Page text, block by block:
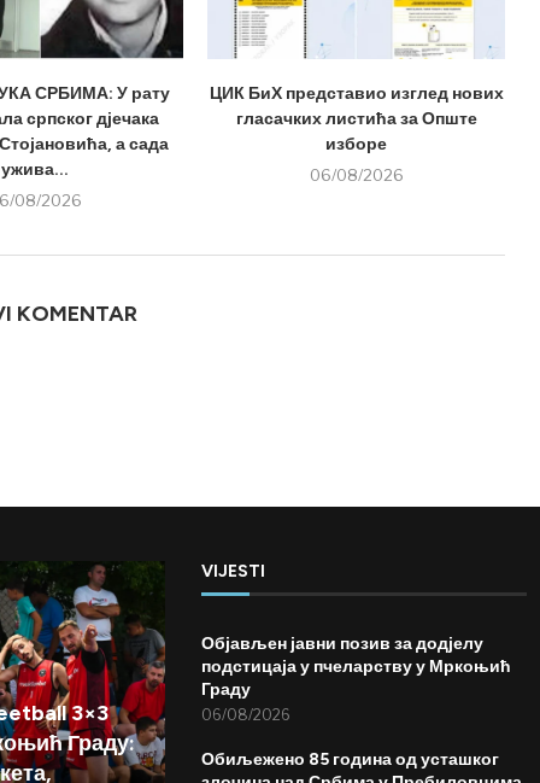
СРБИМА: У рату
српског дјечака
а сада
ужива...
08/2026
ЦИК БиХ представио изглед нових
гласачких листића за Опште
изборе
06/08/2026
KOMENTAR
3×3
Граду:
VIJESTI
Објављен јавни позив за додјелу
подстицаја у пчеларству у Мркоњић
Граду
06/08/2026
Обиљежено 85 година од усташког